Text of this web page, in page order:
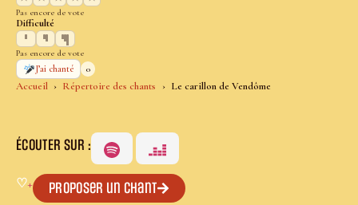
Accueil Répertoire des chants Le carillon de Vendôme
Pas encore de vote
Difficulté
Pas encore de vote
J’ai chanté
0
ÉCOUTER SUR :
♡+ Proposer un chant